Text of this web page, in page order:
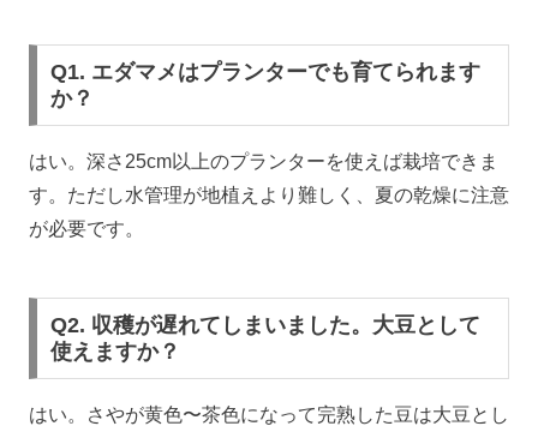
Q1. エダマメはプランターでも育てられます
か？
はい。深さ25cm以上のプランターを使えば栽培できま
す。ただし水管理が地植えより難しく、夏の乾燥に注意
が必要です。
Q2. 収穫が遅れてしまいました。大豆として
使えますか？
はい。さやが黄色〜茶色になって完熟した豆は大豆とし